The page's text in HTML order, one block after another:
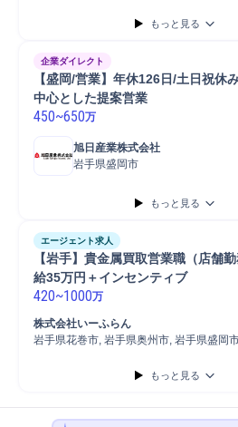
もっと見る
企業ダイレクト
【盛岡/営業】年休126日/土日祝休
中心とした提案営業
450~650万
旭日産業株式会社
岩手県盛岡市
もっと見る
エージェント求人
【岩手】貴金属買取営業職（店舗
給35万円＋インセンティブ
420~1000万
株式会社いーふらん
岩手県花巻市, 岩手県奥州市, 岩手県盛岡
もっと見る